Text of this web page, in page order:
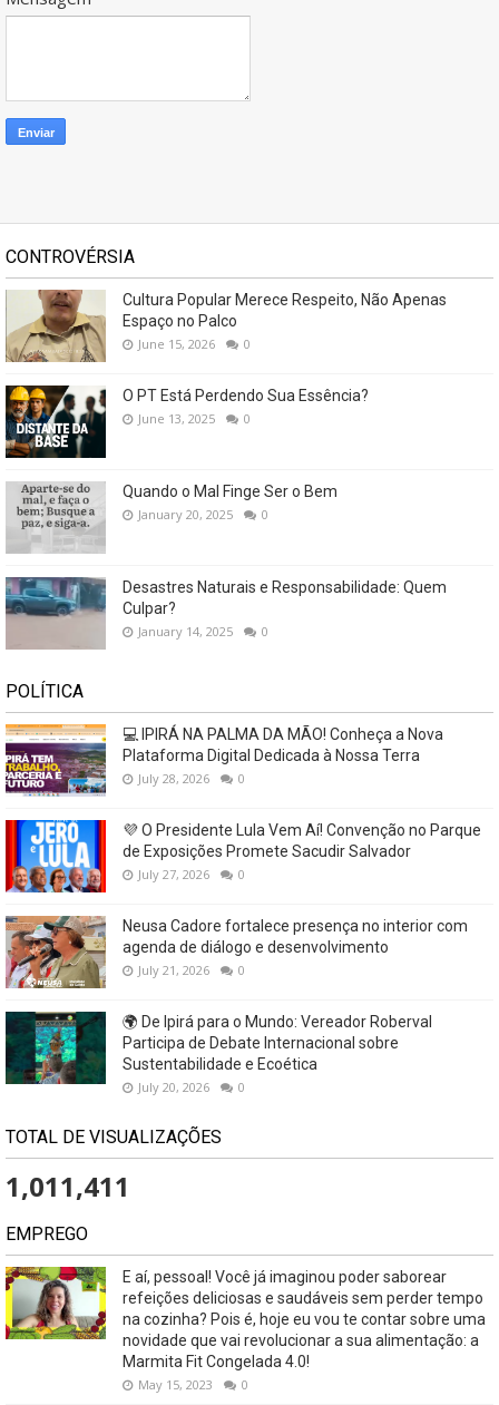
CONTROVÉRSIA
Cultura Popular Merece Respeito, Não Apenas
Espaço no Palco
June 15, 2026 0
O PT Está Perdendo Sua Essência?
June 13, 2025 0
Quando o Mal Finge Ser o Bem
January 20, 2025 0
Desastres Naturais e Responsabilidade: Quem
Culpar?
January 14, 2025 0
POLÍTICA
💻 IPIRÁ NA PALMA DA MÃO! Conheça a Nova
Plataforma Digital Dedicada à Nossa Terra
July 28, 2026 0
💜 O Presidente Lula Vem Aí! Convenção no Parque
de Exposições Promete Sacudir Salvador
July 27, 2026 0
Neusa Cadore fortalece presença no interior com
agenda de diálogo e desenvolvimento
July 21, 2026 0
🌍 De Ipirá para o Mundo: Vereador Roberval
Participa de Debate Internacional sobre
Sustentabilidade e Ecoética
July 20, 2026 0
TOTAL DE VISUALIZAÇÕES
1,011,411
EMPREGO
E aí, pessoal! Você já imaginou poder saborear
refeições deliciosas e saudáveis ​​sem perder tempo
na cozinha? Pois é, hoje eu vou te contar sobre uma
novidade que vai revolucionar a sua alimentação: a
Marmita Fit Congelada 4.0!
May 15, 2023 0